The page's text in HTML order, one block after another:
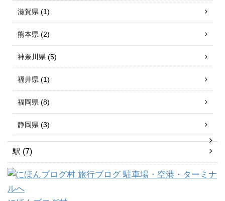
滋賀県 (1)
熊本県 (2)
神奈川県 (5)
福井県 (1)
福岡県 (8)
静岡県 (3)
駅 (7)